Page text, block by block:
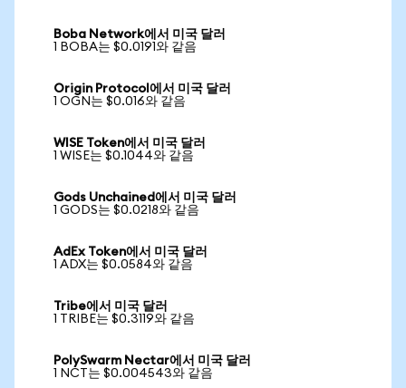
Boba Network에서 미국 달러
1 BOBA는 $0.0191와 같음
Origin Protocol에서 미국 달러
1 OGN는 $0.016와 같음
WISE Token에서 미국 달러
1 WISE는 $0.1044와 같음
Gods Unchained에서 미국 달러
1 GODS는 $0.0218와 같음
AdEx Token에서 미국 달러
1 ADX는 $0.0584와 같음
Tribe에서 미국 달러
1 TRIBE는 $0.3119와 같음
PolySwarm Nectar에서 미국 달러
1 NCT는 $0.004543와 같음